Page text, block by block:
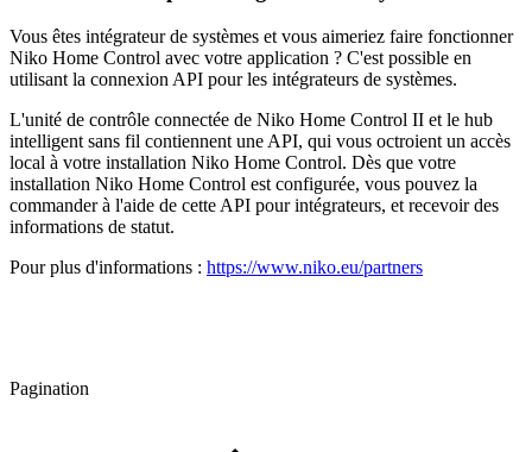
Vous êtes intégrateur de systèmes et vous aimeriez faire fonctionner
Niko Home Control avec votre application ? C'est possible en
utilisant la connexion API pour les intégrateurs de systèmes.
L'unité de contrôle connectée de Niko Home Control II et le hub
intelligent sans fil contiennent une API, qui vous octroient un accès
local à votre installation Niko Home Control. Dès que votre
installation Niko Home Control est configurée, vous pouvez la
commander à l'aide de cette API pour intégrateurs, et recevoir des
informations de statut.
Pour plus d'informations : https://www.niko.eu/partners
Pagination